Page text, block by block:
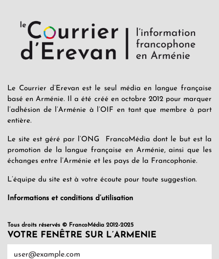
Le Courrier d’Erevan est le seul média en langue française
basé en Arménie. Il a été créé en octobre 2012 pour marquer
l’adhésion de l’Arménie à l’OIF en tant que membre à part
entière.
Le site est géré par l’ONG FrancoMédia dont le but est la
promotion de la langue française en Arménie, ainsi que les
échanges entre l’Arménie et les pays de la Francophonie.
L’équipe du site est à votre écoute pour toute suggestion.
Informations et conditions d’utilisation
Tous droits réservés © FrancoMédia 2012-2025
VOTRE FENÊTRE SUR L’ARMENIE